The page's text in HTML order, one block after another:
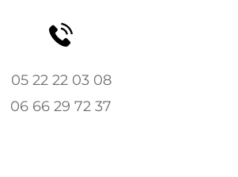
05 22 22 03 08
06 66 29 72 37